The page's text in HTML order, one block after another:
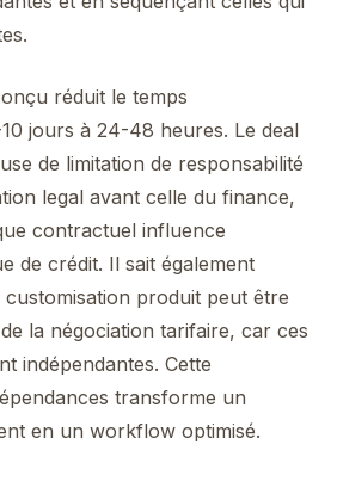
réduit le temps
jours à 24-48 heures. Le deal
de limitation de responsabilité
legal avant celle du finance,
contractuel influence
de crédit. Il sait également
produit peut être
la négociation tarifaire, car ces
indépendantes. Cette
transforme un
en un workflow optimisé.